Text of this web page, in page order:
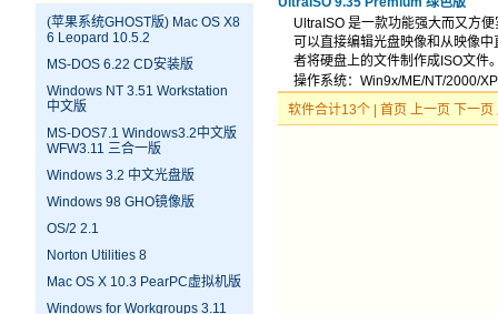
(苹果系统GHOST版) Mac OS X8
6 Leopard 10.5.2
MS-DOS 6.22 CD安装版
Windows NT 3.51 Workstation
中文版
MS-DOS7.1 Windows3.2中文版
WFW3.11 三合一版
Windows 3.2 中文光盘版
Windows 98 GHO镜像版
OS/2 2.1
Norton Utilities 8
Mac OS X 10.3 PearPC虚拟机版
Windows for Workgroups 3.11
UltraISO 是一款功能强大而又方
可以直接编辑光盘映像和从映像
者将硬盘上的文件制作成ISO文件
操作系统：Win9x/ME/NT/2000/
软件合计13个 | 首页 上一页 下一页